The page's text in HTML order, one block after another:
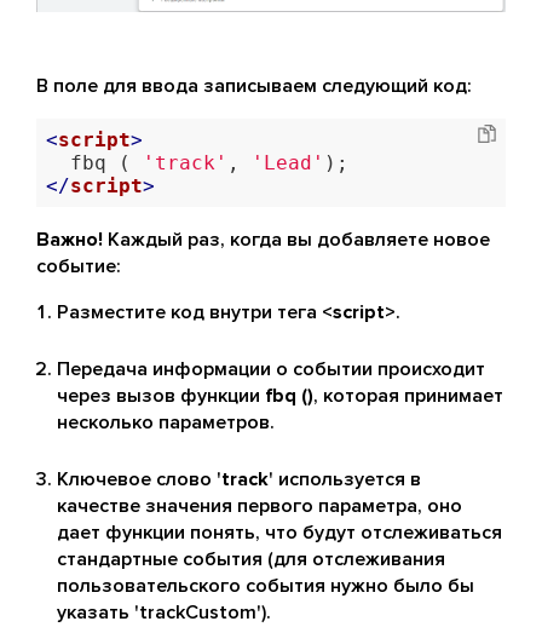
В поле для ввода записываем следующий код:
<script>
  fbq (
'track' , 'Lead'
</script>
Важно! Каждый раз, когда вы добавляете новое
событие:
Разместите код внутри тега <script>.
Передача информации о событии происходит
через вызов функции fbq (), которая принимает
несколько параметров.
Ключевое слово 'track' используется в
качестве значения первого параметра, оно
дает функции понять, что будут отслеживаться
стандартные события (для отслеживания
пользовательского события нужно было бы
указать 'trackCustom').